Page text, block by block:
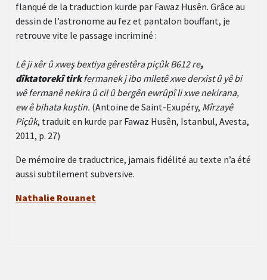
flanqué de la traduction kurde par Fawaz Husên. Grâce au
dessin de l’astronome au fez et pantalon bouffant, je
retrouve vite le passage incriminé :
Lê ji xêr û xweş bextiya gêrestêra piçûk B612 re,
dîktatorekî tirkfermanek j ibo miletê xwe derxist û yê bi
wê fermanê nekira û cil û bergên ewrûpî li xwe nekirana,
ew ê bihata kuştin. (Antoine de Saint-Exupéry, Mîrzayê
Piçûk, traduit en kurde par Fawaz Husên, Istanbul, Avesta,
2011, p. 27)
De mémoire de traductrice, jamais fidélité au texte n’a été
aussi subtilement subversive.
Nathalie Rouanet